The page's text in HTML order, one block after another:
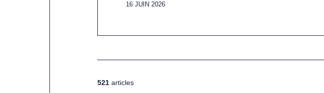
16 JUIN 2026
521articles